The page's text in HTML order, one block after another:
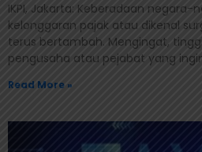
IKPI, Jakarta: Keberadaan negara-
kelonggaran pajak atau dikenal
terus bertambah. Mengingat,
pengusaha atau pejabat yang
Read More »